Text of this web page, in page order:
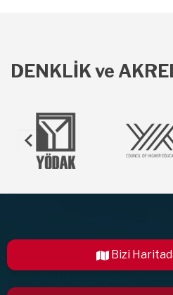
DENKLİK ve
Bizi